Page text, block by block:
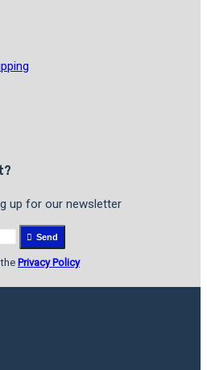
up for our newsletter
Send
Privacy Policy